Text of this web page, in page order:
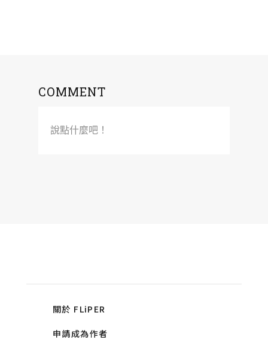
COMMENT
說點什麼吧！
關於 FLiPER
申請成為作者